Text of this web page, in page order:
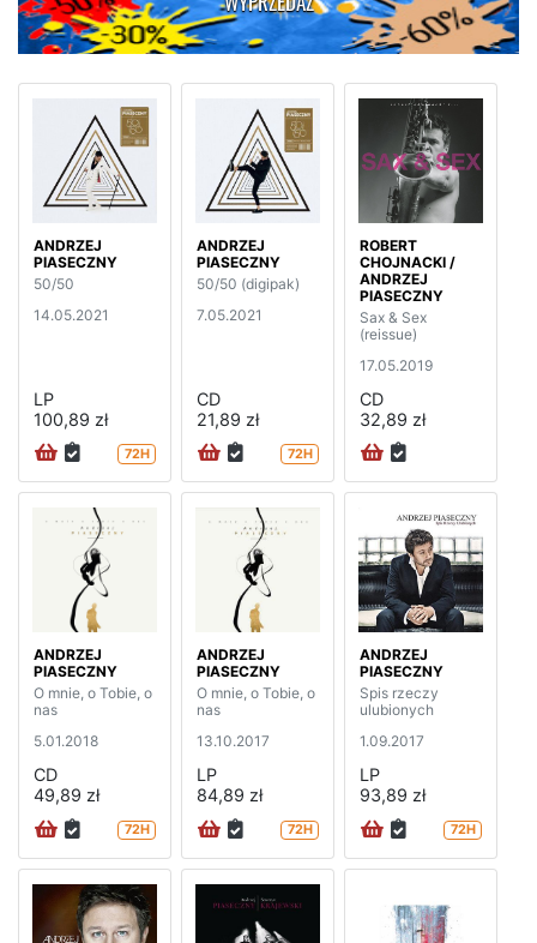
ANDRZEJ
PIASECZNY
50/50
14.05.2021
LP
100,89 zł
72H
ANDRZEJ
PIASECZNY
50/50 (digipak)
7.05.2021
CD
21,89 zł
72H
ROBERT
CHOJNACKI /
ANDRZEJ
PIASECZNY
Sax & Sex
(reissue)
17.05.2019
CD
32,89 zł
ANDRZEJ
PIASECZNY
O mnie, o Tobie, o
nas
5.01.2018
CD
49,89 zł
72H
ANDRZEJ
PIASECZNY
O mnie, o Tobie, o
nas
13.10.2017
LP
84,89 zł
72H
ANDRZEJ
PIASECZNY
Spis rzeczy
ulubionych
1.09.2017
LP
93,89 zł
72H